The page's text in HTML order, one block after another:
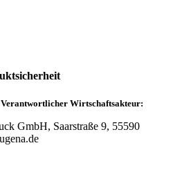
Wirtschaftsakteur:
GmbH, Saarstraße 9, 55590